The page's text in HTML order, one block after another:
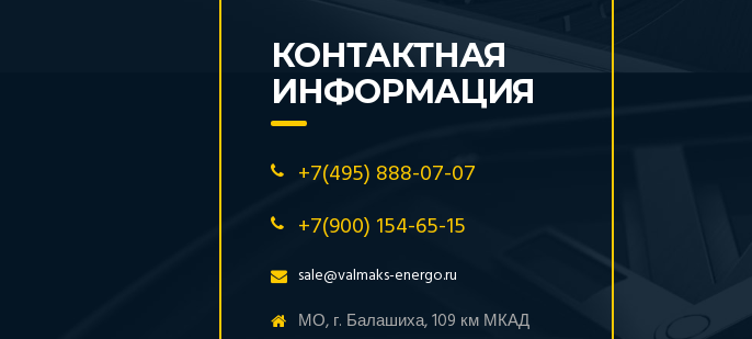
КОНТАКТНАЯ
ИНФОРМАЦИЯ
+7(495) 888-07-07
+7(900) 154-65-15
sale@valmaks-energo.ru
МО, г. Балашиха, 109 км МКАД